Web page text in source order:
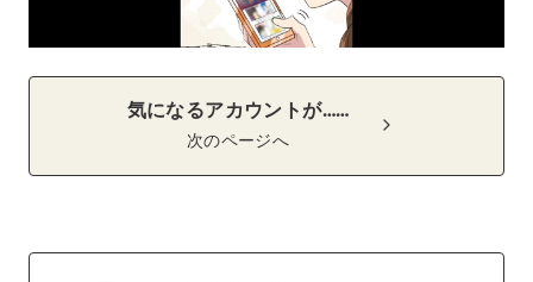
気になるアカウントが……
次のページへ